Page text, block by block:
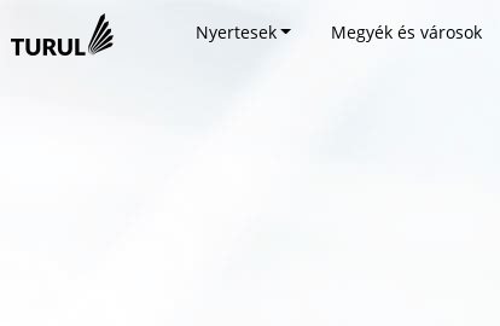
Nyertesek Megyék és városok